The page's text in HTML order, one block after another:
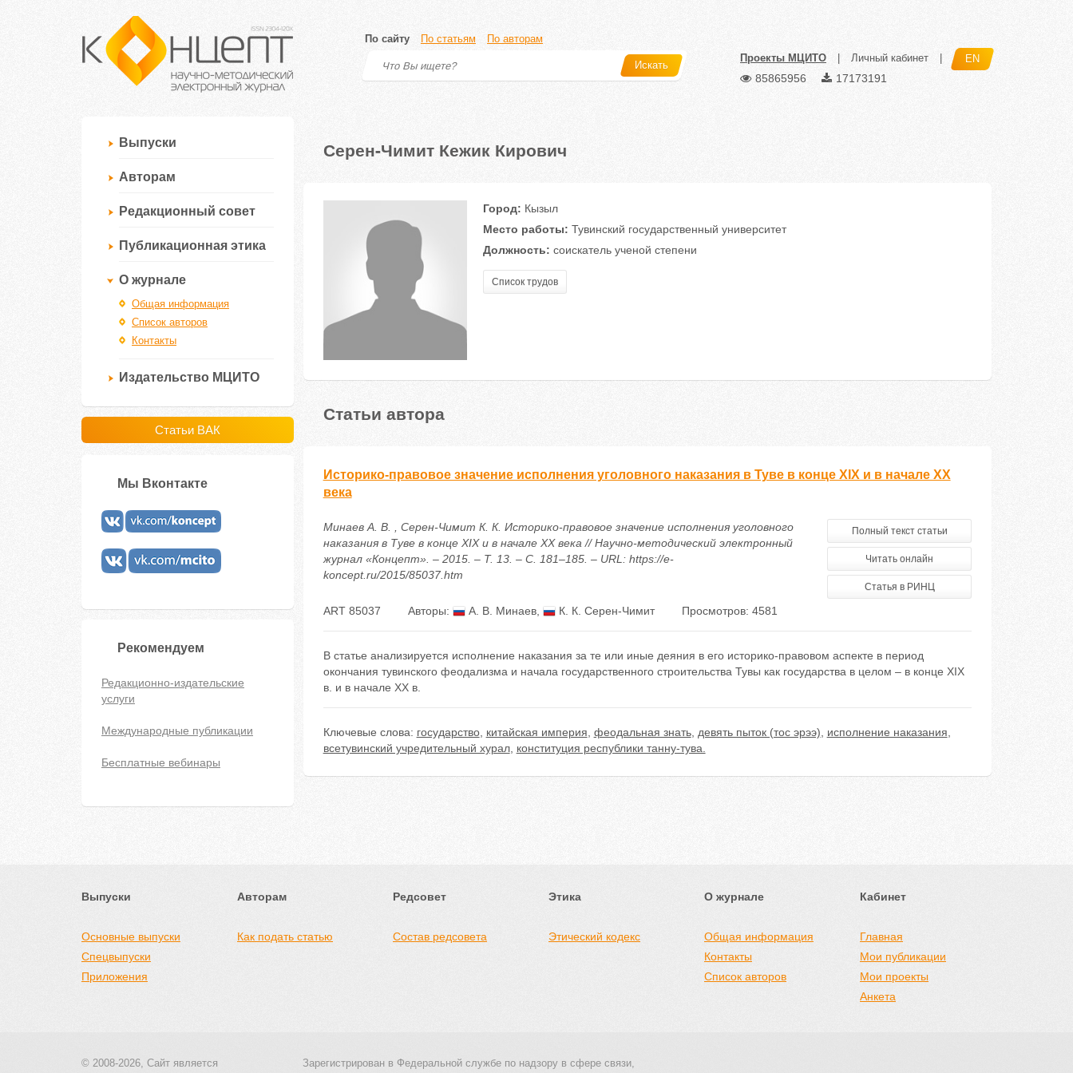
По сайту По статьям По авторам
Искать
Проекты МЦИТО Личный кабинет EN
85865956 17173191
Выпуски
Авторам
Редакционный совет
Публикационная этика
О журнале
Общая информация
Список авторов
Контакты
Издательство МЦИТО
Статьи ВАК
Мы Вконтакте
Рекомендуем
Редакционно-издательские
услуги
Международные публикации
Бесплатные вебинары
Серен-Чимит Кежик Кирович
Город: Кызыл
Место работы: Тувинский государственный университет
Должность: соискатель ученой степени
Список трудов
Статьи автора
Историко-правовое значение исполнения уголовного наказания в Туве в конце XIX и в начале XX
века
Минаев А. В. , Серен-Чимит К. К. Историко-правовое значение исполнения уголовного
наказания в Туве в конце XIX и в начале XX века // Научно-методический электронный
журнал «Концепт». – 2015. – Т. 13. – С. 181–185. – URL: https://e-
koncept.ru/2015/85037.htm
Полный текст статьи
Читать онлайн
Статья в РИНЦ
ART 85037 Авторы: А. В. Минаев, К. К. Серен-Чимит Просмотров: 4581
В статье анализируется исполнение наказания за те или иные деяния в его историко-правовом аспекте в период
окончания тувинского феодализма и начала государственного строительства Тувы как государства в целом – в конце XIX
в. и в начале XX в.
Ключевые слова: государство, китайская империя феодальная знать, девять пыток (тос эрээ) исполнение наказания
всетувинский учредительный хурал, конституция республики танну-тува.
Выпуски
Основные выпуски
Спецвыпуски
Приложения
Авторам
Как подать статью
Редсовет
Состав редсовета
Этика
Этический кодекс
О журнале
Общая информация
Контакты
Список авторов
Кабинет
Главная
Мои публикации
Мои проекты
Анкета
© 2008-2026, Сайт является
Зарегистрирован в Федеральной службе по надзору в сфере связи,